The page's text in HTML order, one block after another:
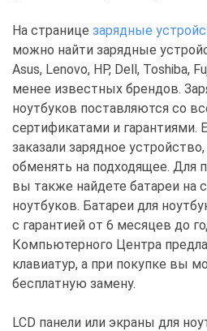
На странице зарядные
можно найти зарядные
Asus, Lenovo, HP, Dell, Toshiba,
менее известных брендов.
ноутбуков поставляются со
сертификатами и гарантиями.
заказали зарядное
обменять на подходящее. Для
вы также найдете батареи на
ноутбуков. Батареи для
с гарантией от 6 месяцев до
Компьютерного Центра
клавиатур, а при покупке вы
бесплатную замену.
LCD панели или экраны для